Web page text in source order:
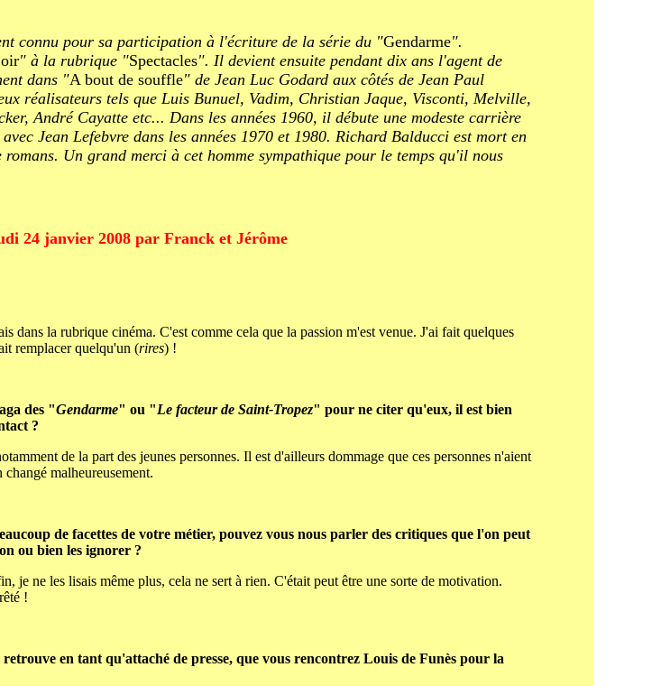
connu pour sa participation à l'écriture de la série du "Gendarme".
" à la rubrique "Spectacles". Il devient ensuite pendant dix ans l'agent de
dans "A bout de souffle" de Jean Luc Godard aux côtés de Jean Paul
réalisateurs tels que Luis Bunuel, Vadim, Christian Jaque, Visconti, Melville,
André Cayatte etc... Dans les années 1960, il débute une modeste carrière
Jean Lefebvre dans les années 1970 et 1980. Richard Balducci est mort en
Un grand merci à cet homme sympathique pour le temps qu'il nous
24 janvier 2008 par Franck et Jérôme
dans la rubrique cinéma. C'est comme cela que la passion m'est venue. J'ai fait quelques
remplacer quelqu'un (rires) !
des "Gendarme" ou "Le facteur de Saint-Tropez" pour ne citer qu'eux, il est bien
?
de la part des jeunes personnes. Il est d'ailleurs dommage que ces personnes n'aient
malheureusement.
de facettes de votre métier, pouvez vous nous parler des critiques que l'on peut
ou bien les ignorer ?
je ne les lisais même plus, cela ne sert à rien. C'était peut être une sorte de motivation.
!
en tant qu'attaché de presse, que vous rencontrez Louis de Funès pour la